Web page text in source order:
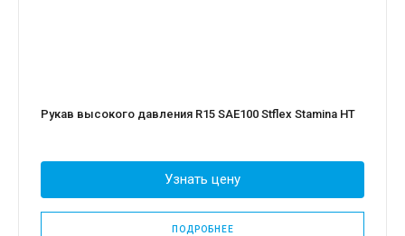
Рукав высокого давления R15 SAE100 Stflex Stamina HT
Узнать цену
ПОДРОБНЕЕ